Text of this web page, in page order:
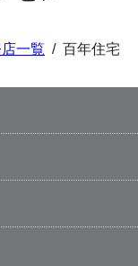
一覧 / 百年住宅